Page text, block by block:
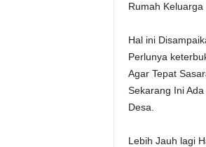
Rumah
Hal ini
Perlunya
Agar Tepat
Sekarang Ini
Desa.
Lebih Jauh lagi